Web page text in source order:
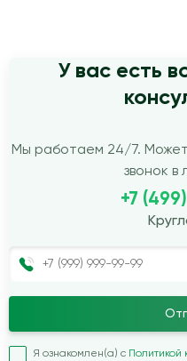
У вас есть
Мы работаем 24/7.
звонок в
+7
Я ознакомлен(а) с